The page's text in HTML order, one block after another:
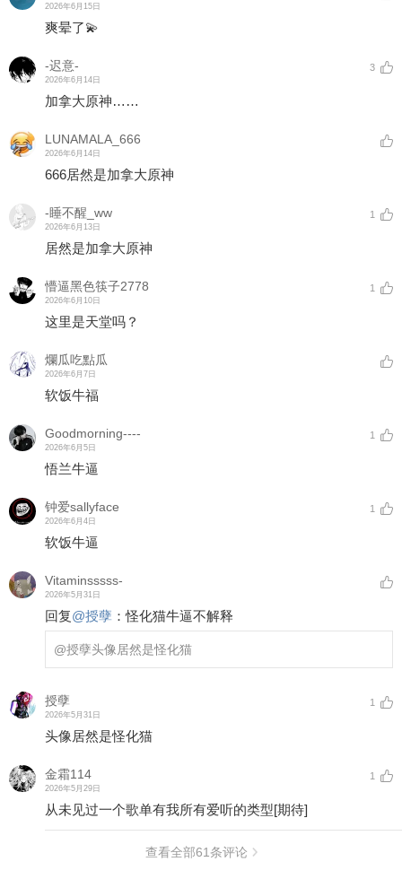
2026年6月15日
爽晕了💫
-迟意-
2026年6月14日
3
加拿大原神……
LUNAMALA_666
2026年6月14日
666居然是加拿大原神
-睡不醒_ww
2026年6月13日
1
居然是加拿大原神
懵逼黑色筷子2778
2026年6月10日
1
这里是天堂吗？
爛瓜吃點瓜
2026年6月7日
软饭牛福
Goodmorning----
2026年6月5日
1
悟兰牛逼
钟爱sallyface
2026年6月4日
1
软饭牛逼
Vitaminsssss-
2026年5月31日
回复@授孽 ：怪化猫牛逼不解释
@授孽头像居然是怪化猫
授孽
2026年5月31日
1
头像居然是怪化猫
金霜114
2026年5月29日
1
从未见过一个歌单有我所有爱听的类型[期待]
查看全部61 条评论